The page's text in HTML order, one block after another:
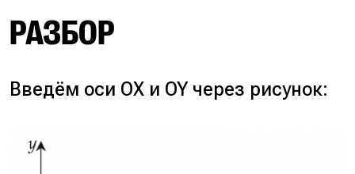
РАЗБОР
Введём оси OX и OY через рисунок: